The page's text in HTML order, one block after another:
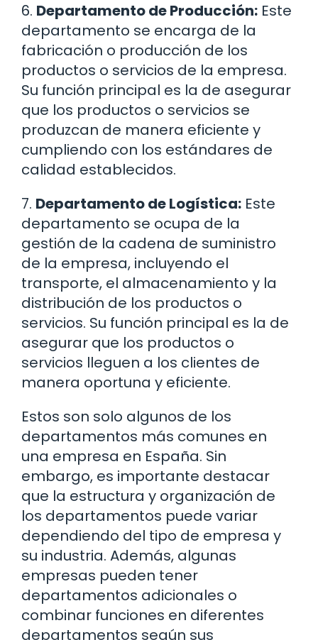
6. Departamento de Producción: Este
departamento se encarga de la
fabricación o producción de los
productos o servicios de la empresa.
Su función principal es la de asegurar
que los productos o servicios se
produzcan de manera eficiente y
cumpliendo con los estándares de
calidad establecidos.
7. Departamento de Logística: Este
departamento se ocupa de la
gestión de la cadena de suministro
de la empresa, incluyendo el
transporte, el almacenamiento y la
distribución de los productos o
servicios. Su función principal es la de
asegurar que los productos o
servicios lleguen a los clientes de
manera oportuna y eficiente.
Estos son solo algunos de los
departamentos más comunes en
una empresa en España. Sin
embargo, es importante destacar
que la estructura y organización de
los departamentos puede variar
dependiendo del tipo de empresa y
su industria. Además, algunas
empresas pueden tener
departamentos adicionales o
combinar funciones en diferentes
departamentos según sus